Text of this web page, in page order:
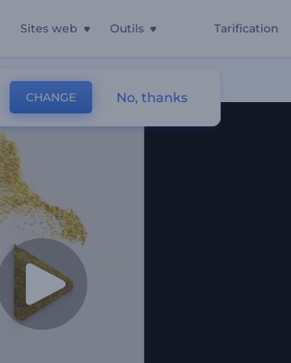
Sites web Outils Tarification
CHANGE No, thanks